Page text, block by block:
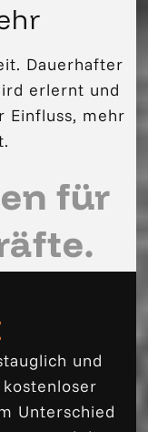
Dauerhafter
erlernt und
Einfluss, mehr
für
und
Unterschied